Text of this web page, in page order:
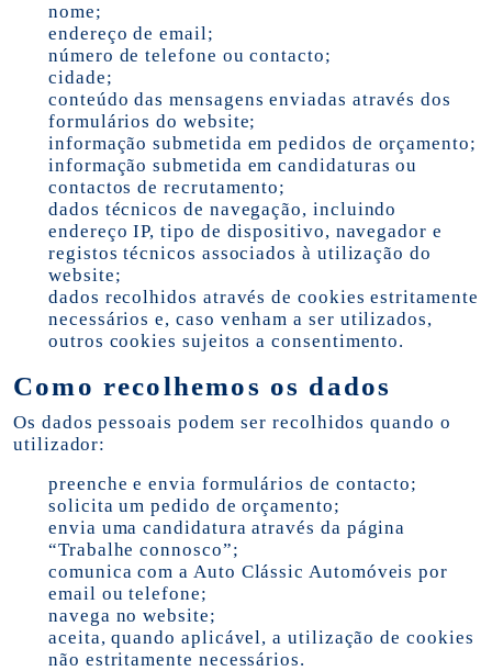
nome;
endereço de email;
número de telefone ou contacto;
cidade;
conteúdo das mensagens enviadas através dos
formulários do website;
informação submetida em pedidos de orçamento;
informação submetida em candidaturas ou
contactos de recrutamento;
dados técnicos de navegação, incluindo
endereço IP, tipo de dispositivo, navegador e
registos técnicos associados à utilização do
website;
dados recolhidos através de cookies estritamente
necessários e, caso venham a ser utilizados,
outros cookies sujeitos a consentimento.
Como recolhemos os dados
Os dados pessoais podem ser recolhidos quando o
utilizador:
preenche e envia formulários de contacto;
solicita um pedido de orçamento;
envia uma candidatura através da página
“Trabalhe connosco”;
comunica com a Auto Clássic Automóveis por
email ou telefone;
navega no website;
aceita, quando aplicável, a utilização de cookies
não estritamente necessários.